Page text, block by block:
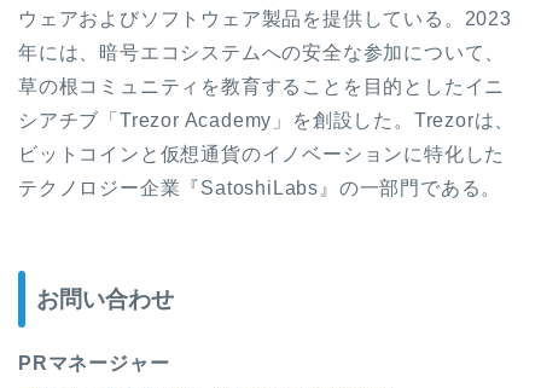
ウェアおよびソフトウェア製品を提供している。2023
年には、暗号エコシステムへの安全な参加について、
草の根コミュニティを教育することを目的としたイニ
シアチブ「Trezor Academy」を創設した。Trezorは、
ビットコインと仮想通貨のイノベーションに特化した
テクノロジー企業『SatoshiLabs』の一部門である。
お問い合わせ
PRマネージャー